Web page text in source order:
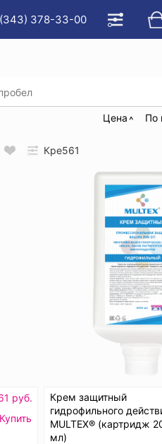
(343) 378-33-00
Цена По
руб.
Купить
Кре561
Крем защитный
гидрофильного
MULTEX® (картридж
мл)